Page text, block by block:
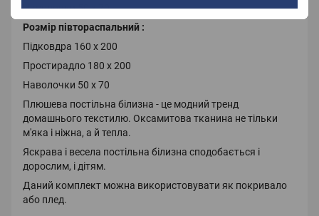
Наволочки 50 х 70
Розмір півтораспальний :
Підковдра 160 х 200
Простирадло 180 х 200
Наволочки 50 х 70
Плюшева постільна білизна - це модний тренд
домашнього текстилю. Оксамитова тканина не тільки
м'яка і ніжна, а й тепла.
Яскрава і весела постільна білизна сподобається і
дорослим, і дітям.
Даний комплект можна використовувати як покривало
або плед.